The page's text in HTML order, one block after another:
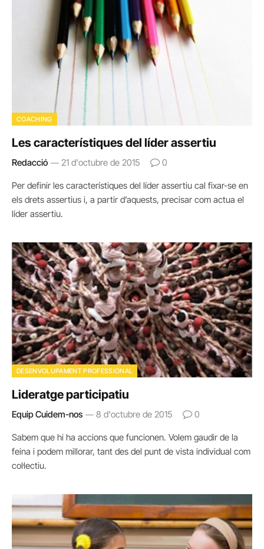
COACHING
Les característiques del líder assertiu
Redacció 21 d'octubre de 2015 0
Per definir les característiques del líder assertiu cal fixar-se en
els drets assertius i, a partir d’aquests, precisar com actua el
líder assertiu.
DESENVOLUPAMENT PROFESSIONAL
Lideratge participatiu
Equip Cuidem-nos 8 d'octubre de 2015 0
Sabem que hi ha accions que funcionen. Volem gaudir de la
feina i podem millorar, tant des del punt de vista individual com
col·lectiu.